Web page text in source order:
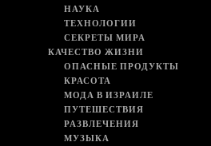
НАУКА
ТЕХНОЛОГИИ
СЕКРЕТЫ МИРА
КАЧЕСТВО ЖИЗНИ
ОПАСНЫЕ ПРОДУКТЫ
КРАСОТА
МОДА В ИЗРАИЛЕ
ПУТЕШЕСТВИЯ
РАЗВЛЕЧЕНИЯ
МУЗЫКА